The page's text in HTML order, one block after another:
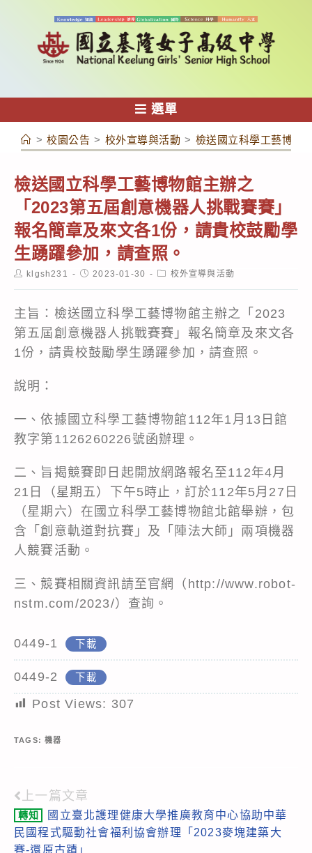
容
選單
> 校園公告 > 校外宣導與活動 > 檢送國立科學工藝博物
檢送國立科學工藝博物館主辦之
「2023第五屆創意機器人挑戰賽賽」
報名簡章及來文各1份，請貴校鼓勵學
生踴躍參加，請查照。
Postklgsh231
Post2023-01-30
Post校外宣導與活動
主旨：檢送國立科學工藝博物館主辦之「2023
第五屆創意機器人挑戰賽賽」報名簡章及來文各
1份，請貴校鼓勵學生踴躍參加，請查照。
說明：
一、依據國立科學工藝博物館112年1月13日館
教字第1126260226號函辦理。
二、旨揭競賽即日起開放網路報名至112年4月
21日（星期五）下午5時止，訂於112年5月27日
（星期六）在國立科學工藝博物館北館舉辦，包
含「創意軌道對抗賽」及「陣法大師」兩項機器
人競賽活動。
三、競賽相關資訊請至官網（http://www.robot-
nstm.com/2023/）查詢。
0449-1 下載
0449-2 下載
Post Views: 307
TAGS:機器
Read
more
articles
上一篇文章
轉知
國立臺北護理健康大學推廣教育中心協助中華
民國程式驅動社會福利協會辦理「2023麥塊建築大
賽-還原古蹟」